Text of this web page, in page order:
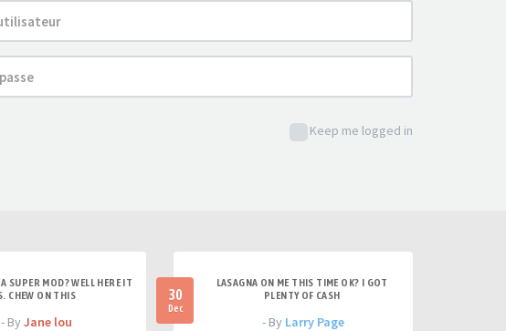
Keep me logged in
SUPER MOD? WELL HERE IT
CHEW ON THIS
- By Jane lou
30
Dec
LASAGNA ON ME THIS TIME OK? I GOT
PLENTY OF CASH
- By Larry Page